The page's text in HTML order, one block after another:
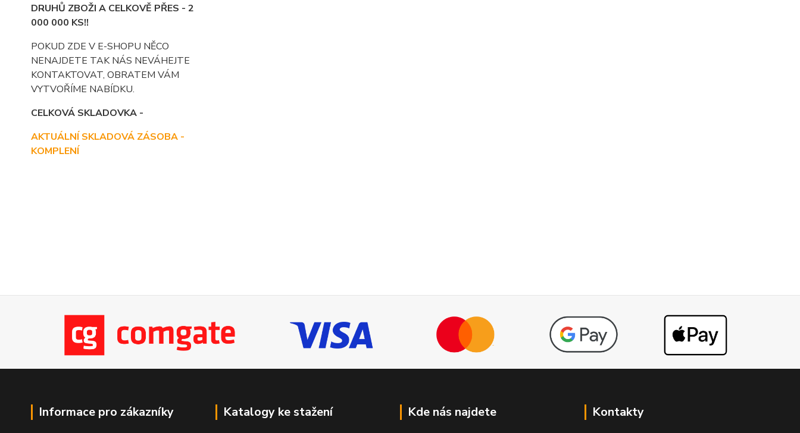
DRUHŮ ZBOŽI A CELKOVĚ PŘES - 2
000 000 KS!!
POKUD ZDE V E-SHOPU NĚCO
NENAJDETE TAK NÁS NEVÁHEJTE
KONTAKTOVAT, OBRATEM VÁM
VYTVOŘÍME NABÍDKU.
CELKOVÁ SKLADOVKA -
AKTUÁLNÍ SKLADOVÁ ZÁSOBA -
KOMPLENÍ
Informace pro zákazníky Katalogy ke stažení Kde nás najdete Kontakty